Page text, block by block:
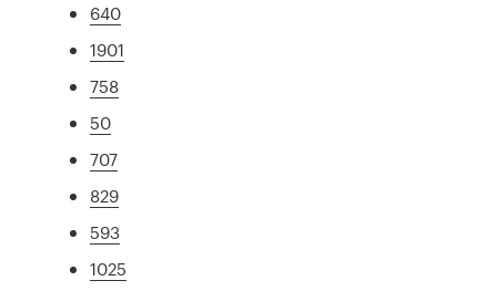
640
1901
758
50
707
829
593
1025